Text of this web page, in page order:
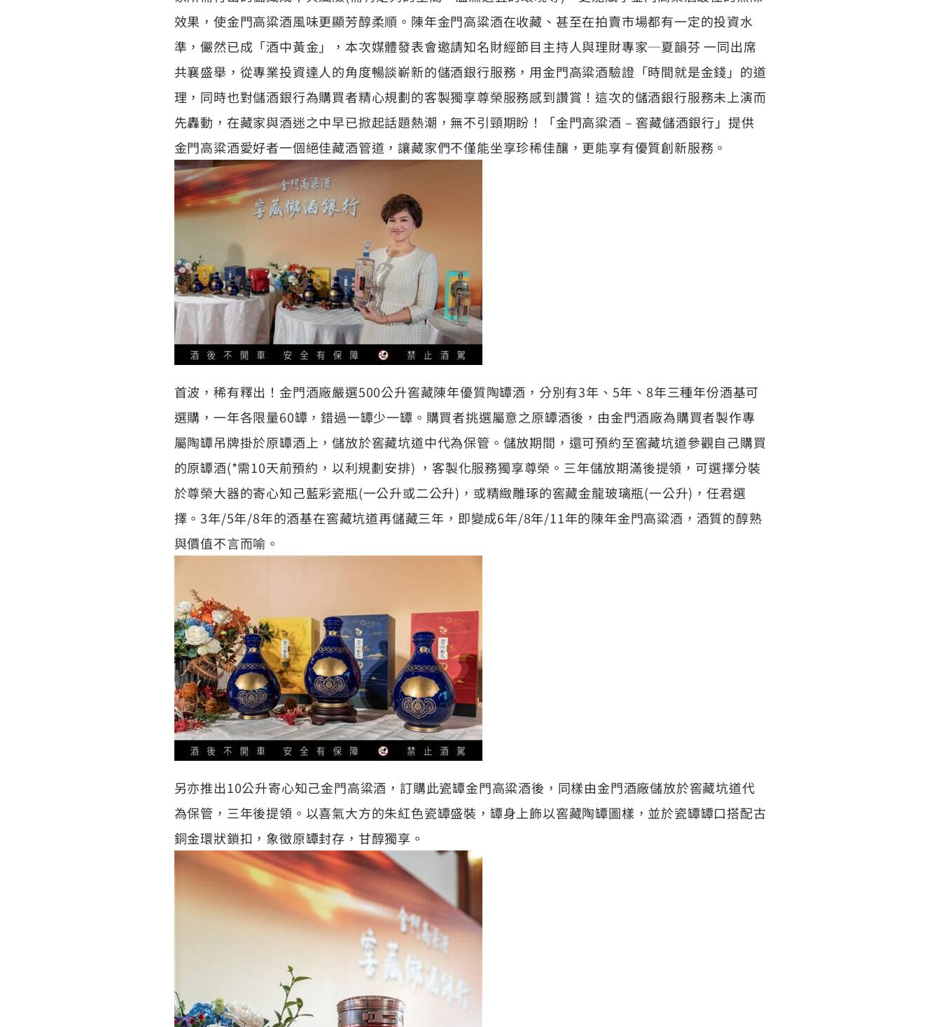
效果，使金門高粱酒風味更顯芳醇柔順。陳年金門高粱酒在收藏、甚至在拍賣市場都有一定的投資水
準，儼然已成「酒中黃金」，本次媒體發表會邀請知名財經節目主持人與理財專家─夏韻芬 一同出席
共襄盛舉，從專業投資達人的角度暢談嶄新的儲酒銀行服務，用金門高粱酒驗證「時間就是金錢」的道
理，同時也對儲酒銀行為購買者精心規劃的客製獨享尊榮服務感到讚賞！這次的儲酒銀行服務未上演而
先轟動，在藏家與酒迷之中早已掀起話題熱潮，無不引頸期盼！「金門高粱酒 – 窖藏儲酒銀行」提供
金門高粱酒愛好者一個絕佳藏酒管道，讓藏家們不僅能坐享珍稀佳釀，更能享有優質創新服務。
首波，稀有釋出！金門酒廠嚴選500公升窖藏陳年優質陶罈酒，分別有3年、5年、8年三種年份酒基可
選購，一年各限量60罈，錯過一罈少一罈。購買者挑選屬意之原罈酒後，由金門酒廠為購買者製作專
屬陶罈吊牌掛於原罈酒上，儲放於窖藏坑道中代為保管。儲放期間，還可預約至窖藏坑道參觀自己購買
的原罈酒(*需10天前預約，以利規劃安排) ，客製化服務獨享尊榮。三年儲放期滿後提領，可選擇分裝
於尊榮大器的寄心知己藍彩瓷瓶(一公升或二公升)，或精緻雕琢的窖藏金龍玻璃瓶(一公升)，任君選
擇。3年/5年/8年的酒基在窖藏坑道再儲藏三年，即變成6年/8年/11年的陳年金門高粱酒，酒質的醇熟
與價值不言而喻。
另亦推出10公升寄心知己金門高粱酒，訂購此瓷罈金門高粱酒後，同樣由金門酒廠儲放於窖藏坑道代
為保管，三年後提領。以喜氣大方的朱紅色瓷罈盛裝，罈身上飾以窖藏陶罈圖樣，並於瓷罈罈口搭配古
銅金環狀鎖扣，象徵原罈封存，甘醇獨享。